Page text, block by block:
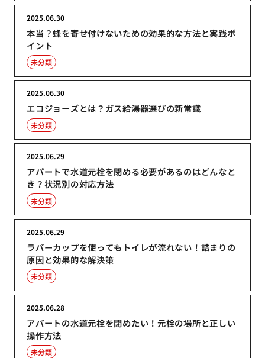
本当？蜂を寄せ付けないための効果的な方法と実践ポ
イント
2025.06.30
未分類
エコジョーズとは？ガス給湯器選びの新常識
2025.06.30
未分類
アパートで水道元栓を閉める必要があるのはどんなと
き？状況別の対応方法
2025.06.29
未分類
ラバーカップを使ってもトイレが流れない！詰まりの
原因と効果的な解決策
2025.06.29
未分類
アパートの水道元栓を閉めたい！元栓の場所と正しい
操作方法
2025.06.28
未分類